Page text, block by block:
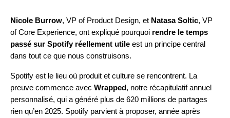
Nicole Burrow, VP of Product Design, et Natasa Soltic, VP
of Core Experience, ont expliqué pourquoi rendre le temps
passé sur Spotify réellement utile est un principe central
dans tout ce que nous construisons.
Spotify est le lieu où produit et culture se rencontrent. La
preuve commence avec Wrapped, notre récapitulatif annuel
personnalisé, qui a généré plus de 620 millions de partages
rien qu’en 2025. Spotify parvient à proposer, année après